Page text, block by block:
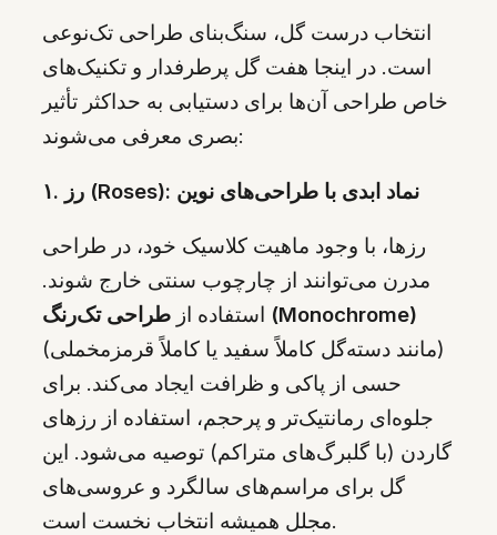
انتخاب درست گل، سنگ‌بنای طراحی تک‌نوعی
است. در اینجا هفت گل پرطرفدار و تکنیک‌های
خاص طراحی آن‌ها برای دستیابی به حداکثر تأثیر
بصری معرفی می‌شوند:
۱. رز (Roses): نماد ابدی با طراحی‌های نوین
رزها، با وجود ماهیت کلاسیک خود، در طراحی
مدرن می‌توانند از چارچوب سنتی خارج شوند.
استفاده از طراحی تک‌رنگ (Monochrome)
(مانند دسته‌گل کاملاً سفید یا کاملاً قرمزمخملی)
حسی از پاکی و ظرافت ایجاد می‌کند. برای
جلوه‌ای رمانتیک‌تر و پرحجم، استفاده از رزهای
گاردن (با گلبرگ‌های متراکم) توصیه می‌شود. این
گل برای مراسم‌های سالگرد و عروسی‌های
مجلل همیشه انتخاب نخست است.